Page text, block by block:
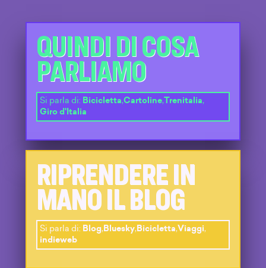
QUINDI DI COSA
PARLIAMO
Si parla di: Bicicletta,Cartoline,Trenitalia,
Giro d'Italia
RIPRENDERE IN
MANO IL BLOG
Si parla di: Blog,Bluesky,Bicicletta,Viaggi,
indieweb